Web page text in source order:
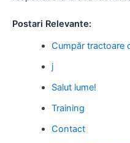
Postari Relevante:
Cumpăr tractoare
j
Salut lume!
Training
Contact